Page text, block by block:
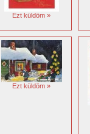
Ezt küldöm »
Ezt küldöm »